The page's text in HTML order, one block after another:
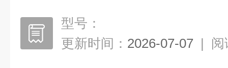
型号：
更新时间： 2026-07-07 | 阅